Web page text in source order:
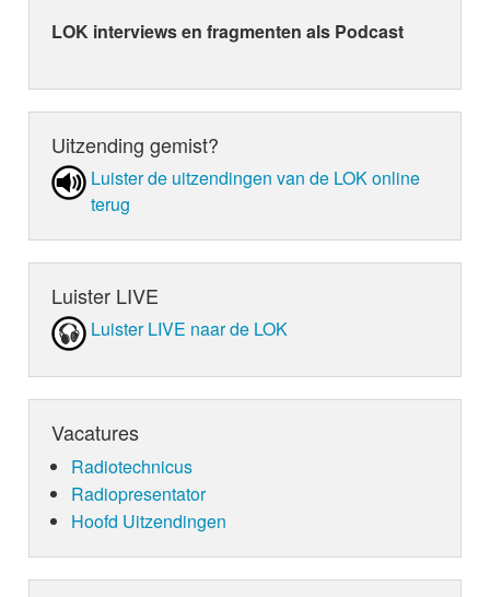
LOK interviews en fragmenten als Podcast
Uitzending gemist?
Luister de uit­zen­din­gen van de LOK online
terug
Luister LIVE
Luister LIVE naar de LOK
Vacatures
Radiotechnicus
Radiopresentator
Hoofd Uitzendingen